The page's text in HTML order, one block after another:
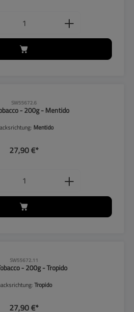
Anzahl: Gib den
SW55672.6
- 200g - Mentido
Mentido
27,90 €*
Anzahl: Gib den
SW55672.11
- 200g - Tropido
Tropido
27,90 €*